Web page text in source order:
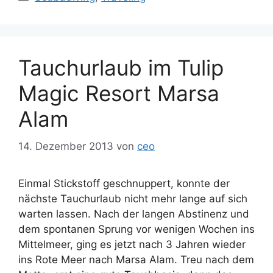
Tauchurlaub im Tulip
Magic Resort Marsa
Alam
14. Dezember 2013 von ceo
Einmal Stickstoff geschnuppert, konnte der
nächste Tauchurlaub nicht mehr lange auf sich
warten lassen. Nach der langen Abstinenz und
dem spontanen Sprung vor wenigen Wochen ins
Mittelmeer, ging es jetzt nach 3 Jahren wieder
ins Rote Meer nach Marsa Alam. Treu nach dem